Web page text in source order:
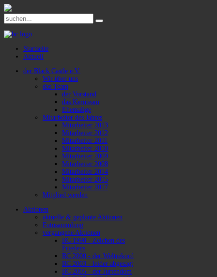
Startseite
Aktuell
der Black Castle e.V.
Wir über uns
das Team
der Vorstand
das Kernteam
Ehemalige
Mitarbeiter des Jahres
Mitarbeiter 2013
Mitarbeiter 2012
Mitarbeiter 2011
Mitarbeiter 2010
Mitarbeiter 2009
Mitarbeiter 2008
Mitarbeiter 2014
Mitarbeiter 2015
Mitarbeiter 2017
Mitglied werden
Aktionen
aktuelle & geplante Aktionen
Fotosammlung
vergangene Aktionen
BC 1998 - Zeichen des
Friedens
BC 2000 - der Weltrekord
BC 2003 - leider abgesagt
BC 2005 - der Jurtendom